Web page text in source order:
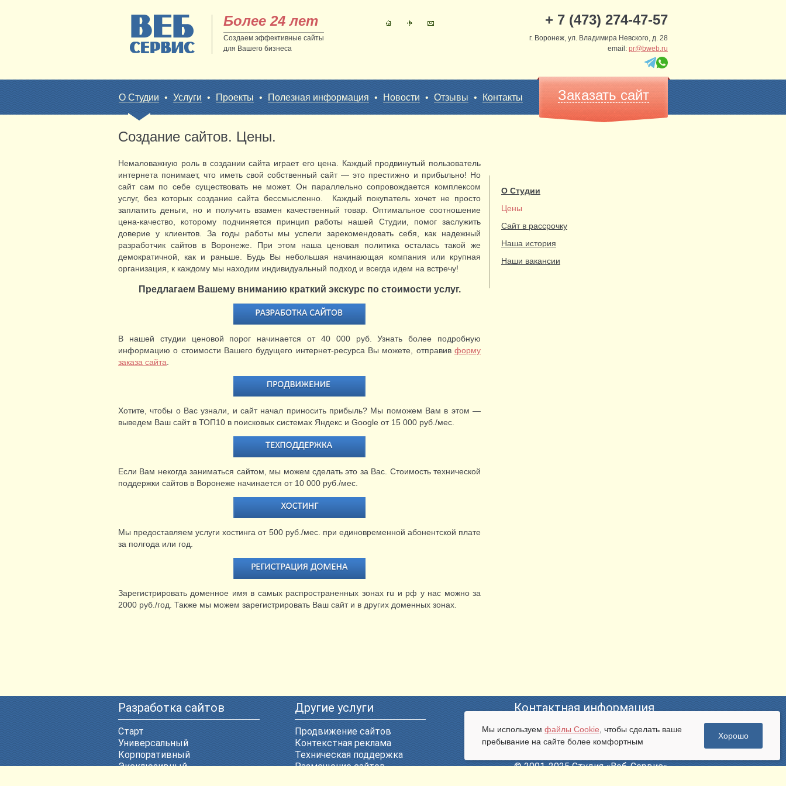
Более 24 лет
Создаем эффективные сайты
для Вашего бизнеса
+ 7 (473) 274-47-57
г. Воронеж, ул. Владимира Невского, д. 28
email: pr@bweb.ru
Заказать сайт
О Студии • Услуги • Проекты • Полезная информация • Новости • Отзывы • Контакты
Создание сайтов. Цены.
Немаловажную роль в создании сайта играет его цена. Каждый продвинутый пользователь
интернета понимает, что иметь свой собственный сайт — это престижно и прибыльно! Но
сайт сам по себе существовать не может. Он параллельно сопровождается комплексом
услуг, без которых создание сайта бессмысленно. Каждый покупатель хочет не просто
заплатить деньги, но и получить взамен качественный товар. Оптимальное соотношение
цена-качество, которому подчиняется принцип работы нашей Студии, помог заслужить
доверие у клиентов. За годы работы мы успели зарекомендовать себя, как надежный
разработчик сайтов в Воронеже. При этом наша ценовая политика осталась такой же
демократичной, как и раньше. Будь Вы небольшая начинающая компания или крупная
организация, к каждому мы находим индивидуальный подход и всегда идем на встречу!
Предлагаем Вашему вниманию краткий экскурс по стоимости услуг.
В нашей студии ценовой порог начинается от 40 000 руб. Узнать более подробную
информацию о стоимости Вашего будущего интернет-ресурса Вы можете, отправив форму
заказа сайта
Хотите, чтобы о Вас узнали, и сайт начал приносить прибыль? Мы поможем Вам в этом —
выведем Ваш сайт в ТОП10 в поисковых системах Яндекс и Google от 15 000 руб./мес.
Если Вам некогда заниматься сайтом, мы можем сделать это за Вас. Стоимость технической
поддержки сайтов в Воронеже начинается от 10 000 руб./мес.
Мы предоставляем услуги хостинга от 500 руб./мес. при единовременной абонентской плате
за полгода или год.
Зарегистрировать доменное имя в самых распространенных зонах ru и рф у нас можно за
2000 руб./год. Также мы можем зарегистрировать Ваш сайт и в других доменных зонах.
О Студии
Цены
Сайт в рассрочку
Наша история
Наши вакансии
Разработка сайтов
Старт
Универсальный
Корпоративный
Эксклюзивный
Другие услуги
Продвижение сайтов
Контекстная реклама
Техническая поддержка
Размещение сайтов
Контактная информация
E-mail: pr@bweb.ru
Телефон: +7 (473) 274-47-57
© 2001-2025 Студия «Веб-Сервис»
Мы используем файлы Cookie , чтобы сделать ваше
пребывание на сайте более комфортным
Хорошо